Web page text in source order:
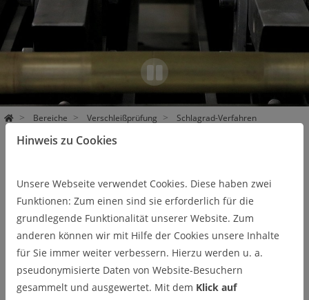
Pa
use
Bereiche Verschleißprüfung Schlagrad-Verfahren
Das Schlagradprüfverfahren stellt die Bedingungen unter
kombinierter schlagender/stoßender und abrasiver
Beanspruchung nach und erlaubt es, eine große Breite an
Materialien zu testen. Hierbei wird Abrasivgut in den Kontakt
von rotierenden Schlagkörpern und einem festen Amboss
Hinweis zu Cookies
Unsere Webseite verwendet Cookies. Diese haben zwei
Funktionen: Zum einen sind sie erforderlich für die
grundlegende Funktionalität unserer Website. Zum
anderen können wir mit Hilfe der Cookies unsere Inhalte
für Sie immer weiter verbessern. Hierzu werden u. a.
pseudonymisierte Daten von Website-Besuchern
gesammelt und ausgewertet. Mit dem Klick auf